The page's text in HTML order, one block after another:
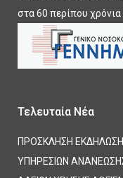
στα 60 περίπου χρόνια
Τελευταία Νέα
ΠΡΟΣΚΛΗΣΗ
ΥΠΗΡΕΣΙΩΝ